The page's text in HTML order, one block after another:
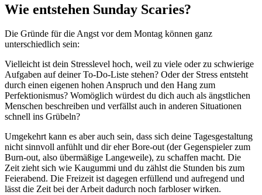
Wie entstehen Sunday Scaries?
Die Gründe für die Angst vor dem Montag können ganz
unterschiedlich sein:
Vielleicht ist dein Stresslevel hoch, weil zu viele oder zu schwierige
Aufgaben auf deiner To-Do-Liste stehen? Oder der Stress entsteht
durch einen eigenen hohen Anspruch und den Hang zum
Perfektionismus? Womöglich würdest du dich auch als ängstlichen
Menschen beschreiben und verfällst auch in anderen Situationen
schnell ins Grübeln?
Umgekehrt kann es aber auch sein, dass sich deine Tagesgestaltung
nicht sinnvoll anfühlt und dir eher Bore-out (der Gegenspieler zum
Burn-out, also übermäßige Langeweile), zu schaffen macht. Die
Zeit zieht sich wie Kaugummi und du zählst die Stunden bis zum
Feierabend. Die Freizeit ist dagegen erfüllend und aufregend und
lässt die Zeit bei der Arbeit dadurch noch farbloser wirken.